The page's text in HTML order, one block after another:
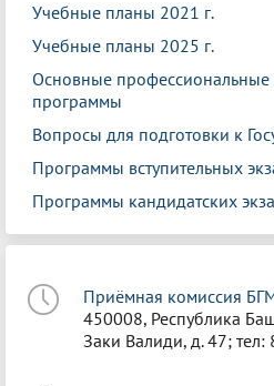
Учебные планы 2021 г.
Учебные планы 2025 г.
Основные профессиональные
программы
Вопросы для подготовки к
Программы вступительных
Программы кандидатских
Приёмная комиссия
450008, Республика
Заки Валиди, д. 47;